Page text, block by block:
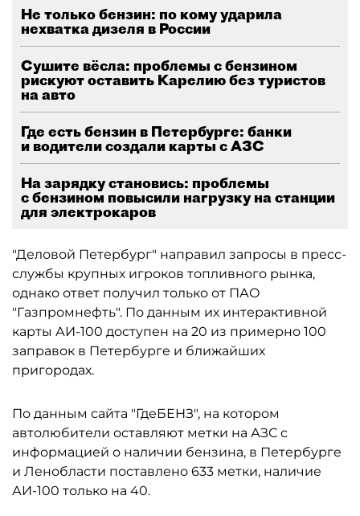
Не только бензин: по кому ударила
нехватка дизеля в России
Сушите вёсла: проблемы с бензином
рискуют оставить Карелию без туристов
на авто
Где есть бензин в Петербурге: банки
и водители создали карты с АЗС
На зарядку становись: проблемы
с бензином повысили нагрузку на станции
для электрокаров
"Деловой Петербург" направил запросы в пресс-
службы крупных игроков топливного рынка,
однако ответ получил только от ПАО
"Газпромнефть". По данным их интерактивной
карты АИ-100 доступен на 20 из примерно 100
заправок в Петербурге и ближайших
пригородах.
По данным сайта "ГдеБЕНЗ", на котором
автолюбители оставляют метки на АЗС с
информацией о наличии бензина, в Петербурге
и Ленобласти поставлено 633 метки, наличие
АИ-100 только на 40.